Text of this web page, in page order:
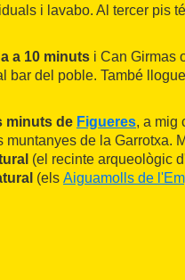
i lavabo. Al tercer pis
a 10 minuts i Can Girmas
bar del poble. També
minuts de Figueres, a mig
de la Garrotxa.
(el recinte arqueològic
(els Aiguamolls de